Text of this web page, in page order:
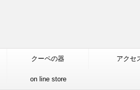
クーペの器 アクセ
on line store